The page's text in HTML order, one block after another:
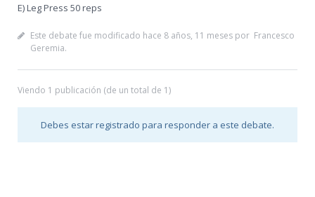
E) Leg Press 50 reps
Este debate fue modificado hace 8 años, 11 meses por Francesco
Geremia.
Viendo 1 publicación (de un total de 1)
Debes estar registrado para responder a este debate.